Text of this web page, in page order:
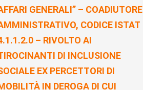
GENERALI” – COADIUTORE
CODICE ISTAT
– RIVOLTO AI
DI INCLUSIONE
EX PERCETTORI DI
IN DEROGA DI CUI